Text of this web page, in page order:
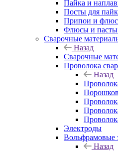
Пайка и
Посты для
Припои и
Флюсы и пасты
Сварочные
Назад
Сварочные
Проволока
Назад
Электроды
Вольфрамовые
Назад